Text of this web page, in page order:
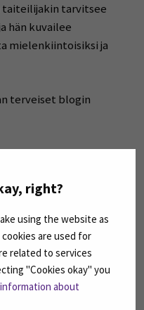
right?
using the website as
are used for
related to services
"Cookies okay" you
about
taiteilijakin tarvitsee
hän kuvailee
mielenkiintoisiksi ja
terveiset blogin
niitä sanomalehtiin,
liimatkaa noppia
yhteiskunnallisia
teoksista ja niiden
tukekaa taidetta!
löytää verkosta